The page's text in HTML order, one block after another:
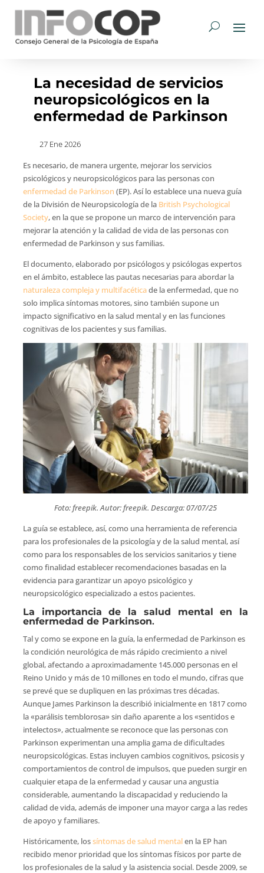
La necesidad de servicios
neuropsicológicos en la
enfermedad de Parkinson
27 Ene 2026
Es necesario, de manera urgente, mejorar los servicios
psicológicos y neuropsicológicos para las personas con
enfermedad de Parkinson (EP). Así lo establece una nueva guía
de la División de Neuropsicología de la British Psychological
Society, en la que se propone un marco de intervención para
mejorar la atención y la calidad de vida de las personas con
enfermedad de Parkinson y sus familias.
El documento, elaborado por psicólogos y psicólogas expertos
en el ámbito, establece las pautas necesarias para abordar la
naturaleza compleja y multifacéticade la enfermedad, que no
solo implica síntomas motores, sino también supone un
impacto significativo en la salud mental y en las funciones
cognitivas de los pacientes y sus familias.
Foto: freepik. Autor: freepik. Descarga: 07/07/25
La guía se establece, así, como una herramienta de referencia
para los profesionales de la psicología y de la salud mental, así
como para los responsables de los servicios sanitarios y tiene
como finalidad establecer recomendaciones basadas en la
evidencia para garantizar un apoyo psicológico y
neuropsicológico especializado a estos pacientes.
La importancia de la salud mental en la
enfermedad de Parkinson.
Tal y como se expone en la guía, la enfermedad de Parkinson es
la condición neurológica de más rápido crecimiento a nivel
global, afectando a aproximadamente 145.000 personas en el
Reino Unido y más de 10 millones en todo el mundo, cifras que
se prevé que se dupliquen en las próximas tres décadas.
Aunque James Parkinson la describió inicialmente en 1817 como
la «parálisis temblorosa» sin daño aparente a los «sentidos e
intelectos», actualmente se reconoce que las personas con
Parkinson experimentan una amplia gama de dificultades
neuropsicológicas. Estas incluyen cambios cognitivos, psicosis y
comportamientos de control de impulsos, que pueden surgir en
cualquier etapa de la enfermedad y causar una angustia
considerable, aumentando la discapacidad y reduciendo la
calidad de vida, además de imponer una mayor carga a las redes
de apoyo y familiares.
Históricamente, lossíntomas de salud mentalen la EP han
recibido menor prioridad que los síntomas físicos por parte de
los profesionales de la salud y la asistencia social. Desde 2009, se